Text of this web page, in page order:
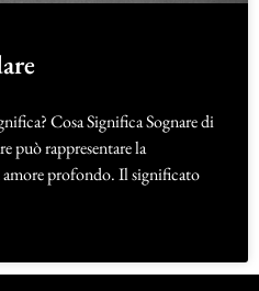
Cosa Significa Sognare di
può rappresentare la
amore profondo. Il significato